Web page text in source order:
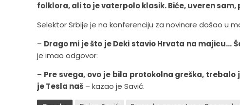
folklora, ali to je vaterpolo klasik. Biće, uveren sam,
Selektor Srbije je na konferenciju za novinare došao u
– Drago mi je što je Deki stavio Hrvata na majicu…
je imao odgovor:
– Pre svega, ovo je bila protokolna greška,
je Tesla naš– kazao je Savić.